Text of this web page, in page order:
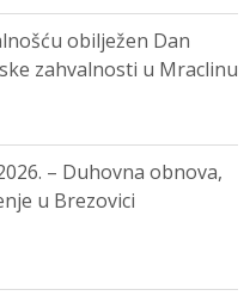
obilježen Dan
zahvalnosti u Mraclinu
– Duhovna obnova,
u Brezovici